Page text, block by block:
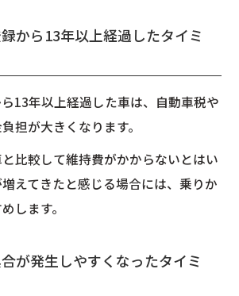
から13年以上経過したタイミ
13年以上経過した車は、自動車税や
担が大きくなります。
比較して維持費がかからないとはい
えてきたと感じる場合には、乗りか
します。
が発生しやすくなったタイミ